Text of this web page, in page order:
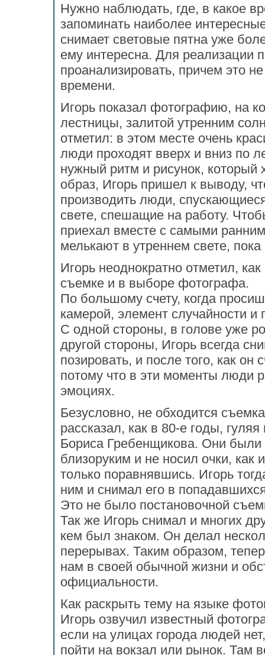
Нужно наблюдать, где, в какое
запоминать наиболее
снимает световые пятна уже
ему интересна. Для реализации
проанализировать, причем это
времени.
Игорь показал фотографию, на
лестницы, залитой утренним
отметил: в этом месте очень
люди проходят вверх и вниз по
нужный ритм и рисунок, который
образ, Игорь пришел к выводу,
производить люди,
свете, спешащие на работу.
приехал вместе с самыми
мелькают в утреннем свете,
Игорь неоднократно отметил,
съемке и в выборе фотографа.
По большому счету, когда
камерой, элемент случайности и
С одной стороны, в голове уже
другой стороны, Игорь всегда
позировать, и после того, как он
потому что в эти моменты люди
эмоциях.
Безусловно, не обходится
рассказал, как в 80-е годы,
Бориса Гребенщикова. Они
близоруким и не носил очки, как
только поравнявшись. Игорь
ним и снимал его в
Это не было постановочной
Так же Игорь снимал и многих
кем был знаком. Он делал
перерывах. Таким образом,
нам в своей обычной жизни и
официальности.
Как раскрыть тему на языке
Игорь озвучил известный
если на улицах города людей
пойти на вокзал или рынок. Там